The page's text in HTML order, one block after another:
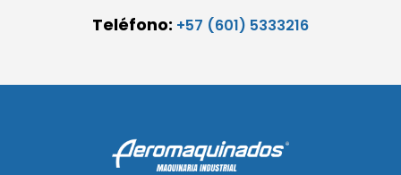
Teléfono: +57 (601) 5333216